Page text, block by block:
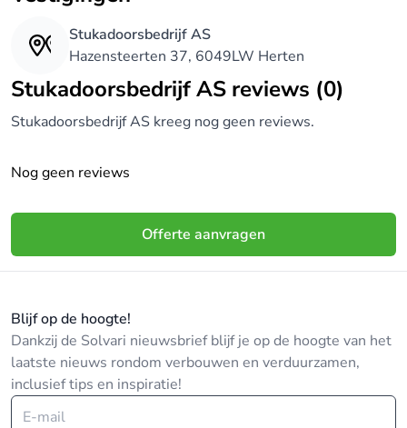
Stukadoorsbedrijf AS
Hazensteerten 37, 6049LW Herten
Stukadoorsbedrijf AS reviews (0)
Stukadoorsbedrijf AS kreeg nog geen reviews.
Nog geen reviews
Offerte aanvragen
Blijf op de hoogte!
Dankzij de Solvari nieuwsbrief blijf je op de hoogte van het
laatste nieuws rondom verbouwen en verduurzamen,
inclusief tips en inspiratie!